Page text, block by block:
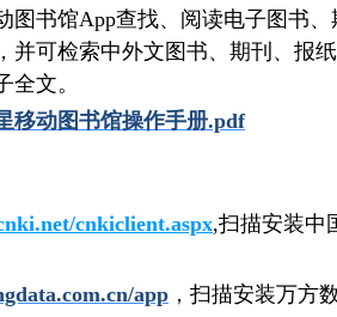
图书馆App查找、阅读电子图书
并可检索中外文图书、期刊、报
全文。
移动图书馆操作手册.pdf
cnkiclient.aspx,扫描安装中
app ，扫描安装万方